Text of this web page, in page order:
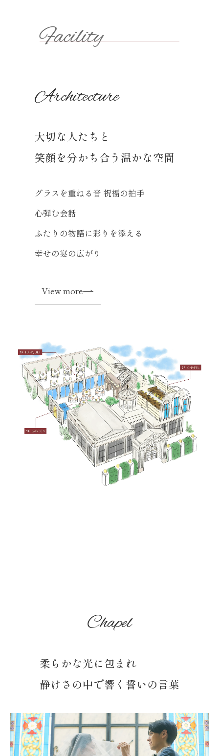
Facility
Architecture
大切な人たちと
笑顔を分かち合う温かな空間
グラスを重ねる音 祝福の拍手
心弾む会話
ふたりの物語に彩りを添える
幸せの宴の広がり
View more
Chapel
柔らかな光に包まれ
静けさの中で響く誓いの言葉